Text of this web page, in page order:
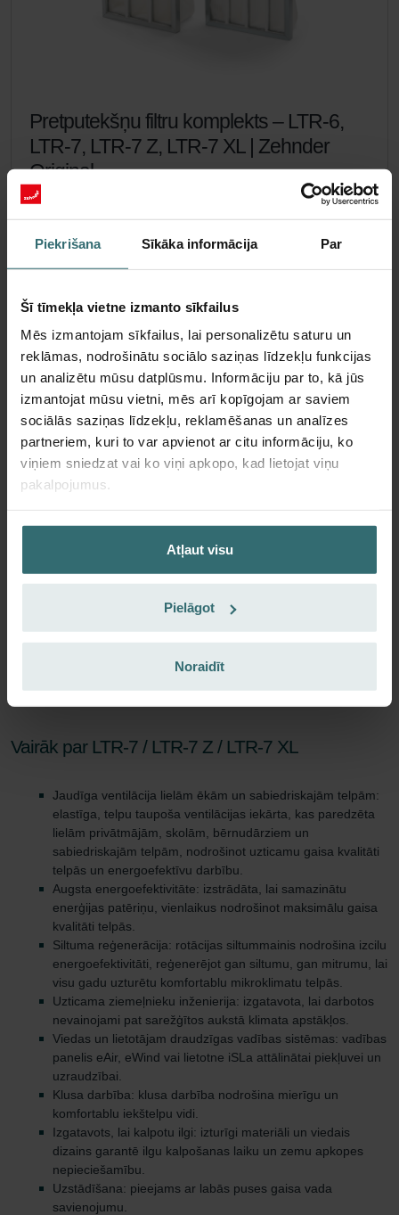
Piekrišana Sīkāka informācija Par
Šī tīmekļa vietne izmanto sīkfailus
Mēs izmantojam sīkfailus, lai personalizētu saturu un
reklāmas, nodrošinātu sociālo saziņas līdzekļu funkcijas
un analizētu mūsu datplūsmu. Informāciju par to, kā jūs
izmantojat mūsu vietni, mēs arī kopīgojam ar saviem
sociālās saziņas līdzekļu, reklamēšanas un analīzes
partneriem, kuri to var apvienot ar citu informāciju, ko
viņiem sniedzat vai ko viņi apkopo, kad lietojat viņu
pakalpojumus.
Atļaut visu
Pielāgot
Noraidīt
Pretputekšņu filtru komplekts – LTR-6,
LTR-7, LTR-7 Z, LTR-7 XL | Zehnder
Original
Filtru komplekts, kas aizsargā telpu gaisu no daļiņām, kas
var izraisīt alerģiskas reakcijas, piemēram, ziedputekšņiem
un daļiņām no malkas krāsnīm – ePM1 60 % (F7) / ePM10
Kataloga numurs: 471011235
Šis produkts atrodas kategorijā:LTR-6
Nav krājumā Pašlaik nav pieejams
99.22
ieskaitot PVN
Pievienot grozam
(Piedāvājums tikai privātiem klientiem)
EUR
Vairāk par LTR-7 / LTR-7 Z / LTR-7 XL
Jaudīga ventilācija lielām ēkām un sabiedriskajām telpām:
elastīga, telpu taupoša ventilācijas iekārta, kas paredzēta
lielām privātmājām, skolām, bērnudārziem un
sabiedriskajām telpām, nodrošinot uzticamu gaisa kvalitāti
telpās un energoefektīvu darbību.
Augsta energoefektivitāte: izstrādāta, lai samazinātu
enerģijas patēriņu, vienlaikus nodrošinot maksimālu gaisa
kvalitāti telpās.
Siltuma reģenerācija: rotācijas siltummainis nodrošina izcilu
energoefektivitāti, reģenerējot gan siltumu, gan mitrumu, lai
visu gadu uzturētu komfortablu mikroklimatu telpās.
Uzticama ziemeļnieku inženierija: izgatavota, lai darbotos
nevainojami pat sarežģītos aukstā klimata apstākļos.
Viedas un lietotājam draudzīgas vadības sistēmas: vadības
panelis eAir, eWind vai lietotne iSLa attālinātai piekļuvei un
uzraudzībai.
Klusa darbība: klusa darbība nodrošina mierīgu un
komfortablu iekštelpu vidi.
Izgatavots, lai kalpotu ilgi: izturīgi materiāli un viedais
dizains garantē ilgu kalpošanas laiku un zemu apkopes
nepieciešamību.
Uzstādīšana: pieejams ar labās puses gaisa vada
savienojumu.